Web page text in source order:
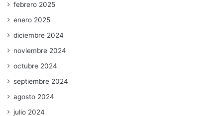
febrero 2025
enero 2025
diciembre 2024
noviembre 2024
octubre 2024
septiembre 2024
agosto 2024
julio 2024